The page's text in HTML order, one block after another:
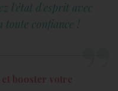
l'état d'esprit avec
toute confiance !